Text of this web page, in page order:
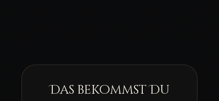
Das bekommst Du